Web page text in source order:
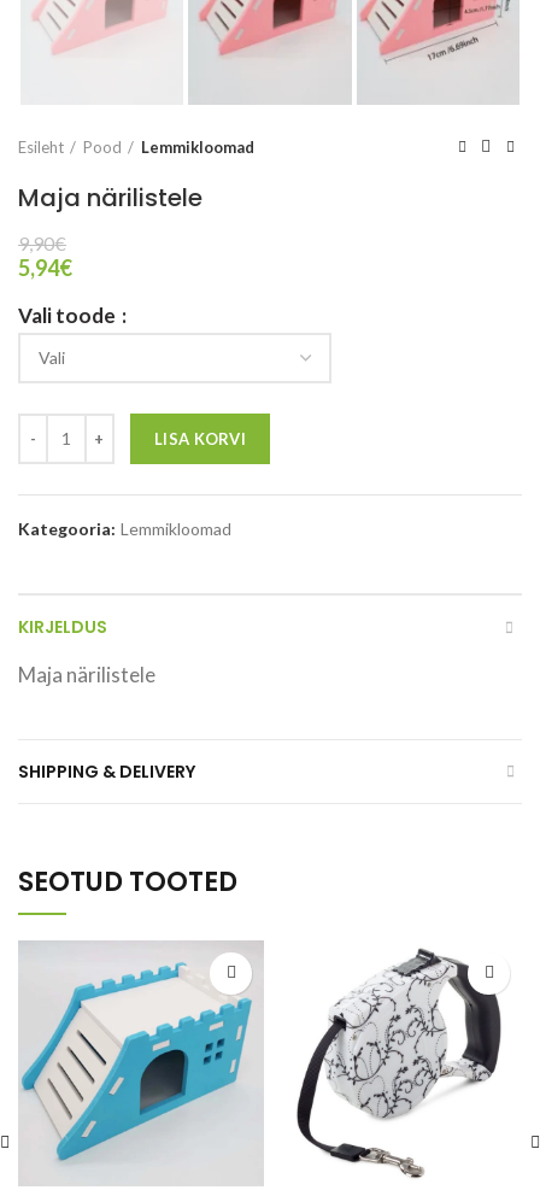
Esileht Pood Lemmikloomad
Maja närilistele
9,90€
5,94€
Vali toode
LISA KORVI
Kategooria: Lemmikloomad
KIRJELDUS
Maja närilistele
SHIPPING & DELIVERY
SEOTUD TOOTED